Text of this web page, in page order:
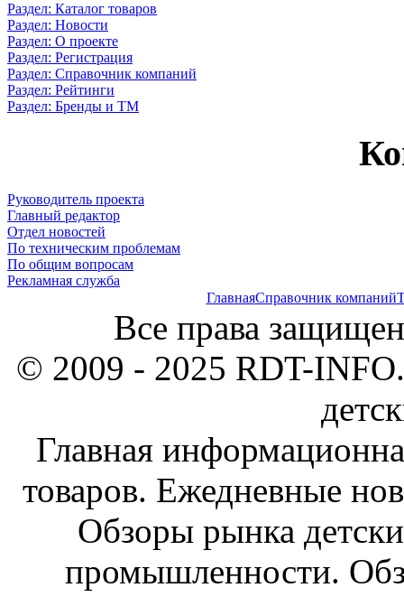
Раздел: Каталог товаров
Раздел: Новости
Раздел: О проекте
Раздел: Регистрация
Раздел: Справочник компаний
Раздел: Рейтинги
Раздел: Бренды и ТМ
Руководитель проекта
Главный редактор
Отдел новостей
По техническим проблемам
По общим вопросам
Рекламная служба
ГлавнаяСправочник компаний
Все права
© 2009 - 2025 RDT-
Главная
товаров. Ежедневные
Обзоры рынка
промышленности.